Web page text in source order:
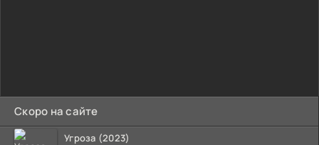
Скоро на сайте
Угроза (2023)